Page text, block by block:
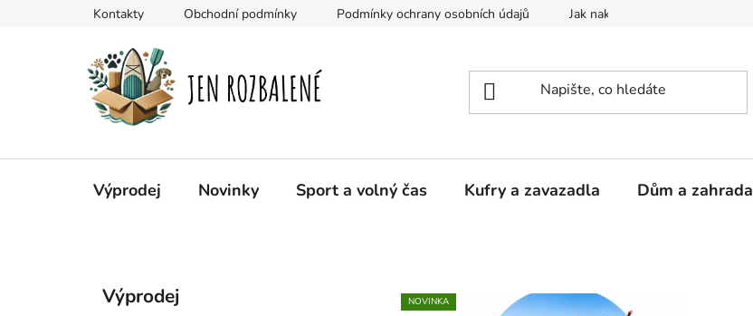
Kontakty Obchodní podmínky Podmínky ochrany osobních údajů Jak nakupovat
Výprodej Novinky Sport a volný čas Kufry a zavazadla Dům a zahrada
Přeskočit
kategorie
Výprodej
NOVINKA